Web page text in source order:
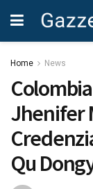
Home News
Jhenifer
Qu